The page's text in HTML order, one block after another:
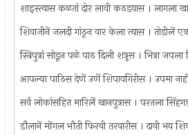
शाइस्त्यास कळतां दोर लावी कठडयास । लागला
शिवाजीनें जलदी गांठून वार केला त्यास । तोडीलें
स्त्रिपुत्रां सोडून पळे पाठ दिली शत्रूस । भित्रा
आपल्या पाठिस देणें उणें शिपायगिरीस । उपमा
सर्व लोकांसहित मारिलें खानपुत्रास । परतला
डौलानें मोंगल भौती फिरवी तरवारीस । दावी भय